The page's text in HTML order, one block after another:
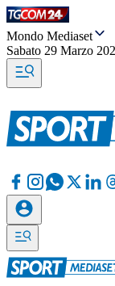
Mondo Mediaset
Sabato 29 Marzo